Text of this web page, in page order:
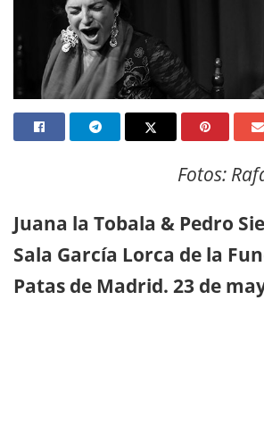
Fotos:
Juana la Tobala & Pedro
Sala García Lorca de la
Patas de Madrid. 23 de